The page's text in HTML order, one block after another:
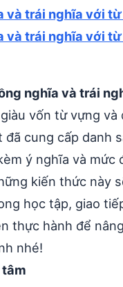
và trái nghĩa với
và trái nghĩa với
nghĩa và trái
vốn từ vựng và
đã cung cấp danh
ý nghĩa và mức
kiến thức này
học tập, giao
thực hành để
nhé!
tâm